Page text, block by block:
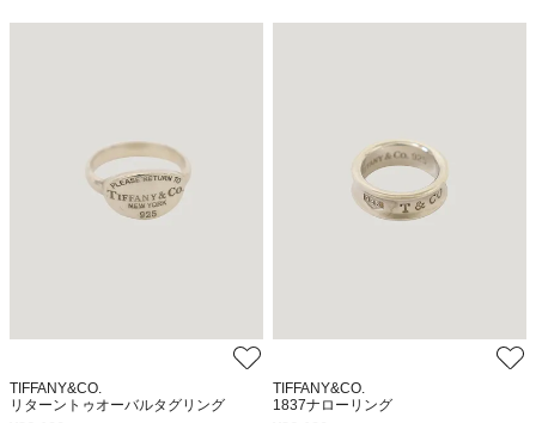
TIFFANY&CO.
リターントゥオーバルタグリング
TIFFANY&CO.
1837ナローリング